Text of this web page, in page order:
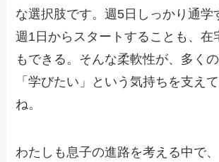
な選択肢です。週5日しっかり通学
週1日からスタートすることも、在
もできる。そんな柔軟性が、多く
「学びたい」という気持ちを支え
ね。
わたしも息子の進路を考える中で